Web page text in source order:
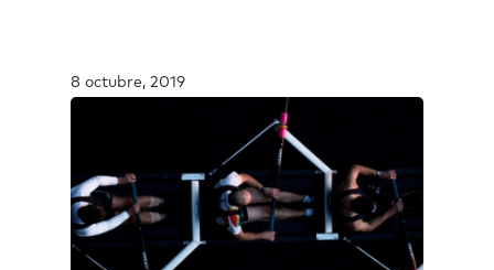
8 octubre, 2019